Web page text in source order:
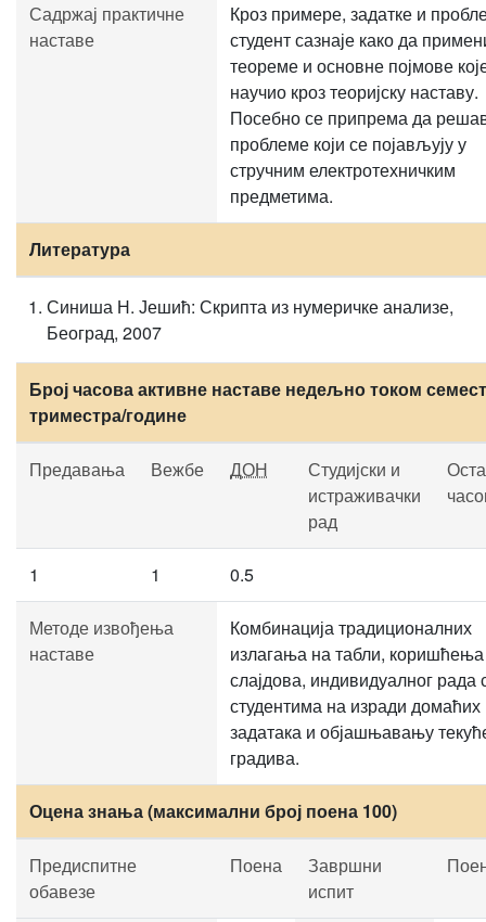
Садржај практичне
наставе
Кроз примере, задатке и
студент сазнаје како да
теореме и основне појмове
научио кроз теоријску наставу.
Посебно се припрема да
проблеме који се појављују у
стручним електротехничким
предметима.
Литература
Синиша Н. Јешић: Скрипта из нумеричке анализе,
Београд, 2007
Број часова активне наставе недељно током
триместра/године
Предавања Вежбе ДОН
Студијски и
истраживачки
рад
1 1 0.5
Методе извођења
наставе
Комбинација традиционалних
излагања на табли, коришћења
слајдова, индивидуалног рада
студентима на изради домаћих
задатака и објашњавању
градива.
Оцена знања (максимални број поена 100)
Предиспитне
обавезе
Поена
Завршни
испит